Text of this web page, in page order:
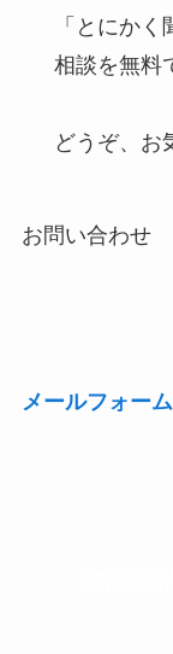
「とにか
相談を無料
どうぞ、お
お問い合わせ
メールフォーム